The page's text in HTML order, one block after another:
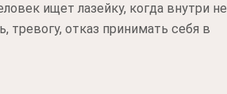
ищет лазейку, когда внутри не
тревогу, отказ принимать себя в